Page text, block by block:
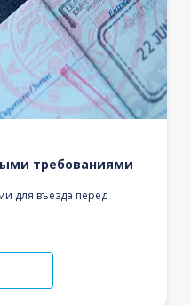
требованиями
для въезда перед